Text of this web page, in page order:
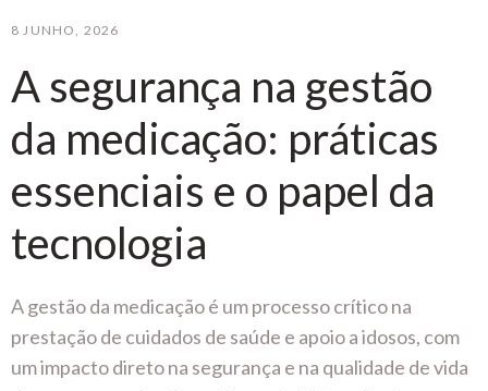
8 JUNHO, 2026
A segurança na gestão
da medicação: práticas
essenciais e o papel da
tecnologia
A gestão da medicação é um processo crítico na
prestação de cuidados de saúde e apoio a idosos, com
um impacto direto na segurança e na qualidade de vida